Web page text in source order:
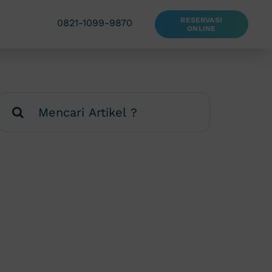
0821-1099-9870
RESERVASI
ONLINE